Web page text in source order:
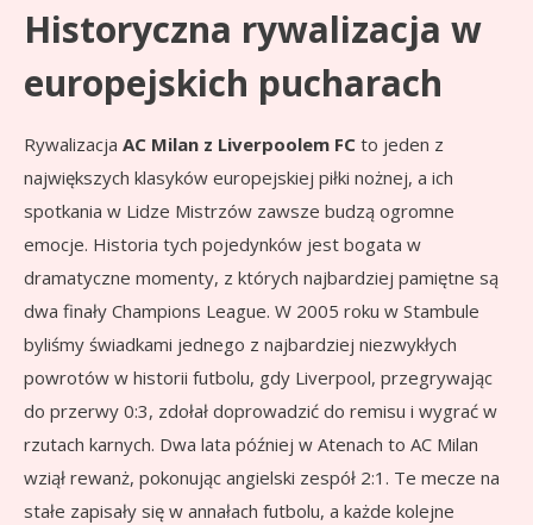
Historyczna rywalizacja w
europejskich pucharach
Rywalizacja AC Milan z Liverpoolem FC to jeden z
największych klasyków europejskiej piłki nożnej, a ich
spotkania w Lidze Mistrzów zawsze budzą ogromne
emocje. Historia tych pojedynków jest bogata w
dramatyczne momenty, z których najbardziej pamiętne są
dwa finały Champions League. W 2005 roku w Stambule
byliśmy świadkami jednego z najbardziej niezwykłych
powrotów w historii futbolu, gdy Liverpool, przegrywając
do przerwy 0:3, zdołał doprowadzić do remisu i wygrać w
rzutach karnych. Dwa lata później w Atenach to AC Milan
wziął rewanż, pokonując angielski zespół 2:1. Te mecze na
stałe zapisały się w annałach futbolu, a każde kolejne